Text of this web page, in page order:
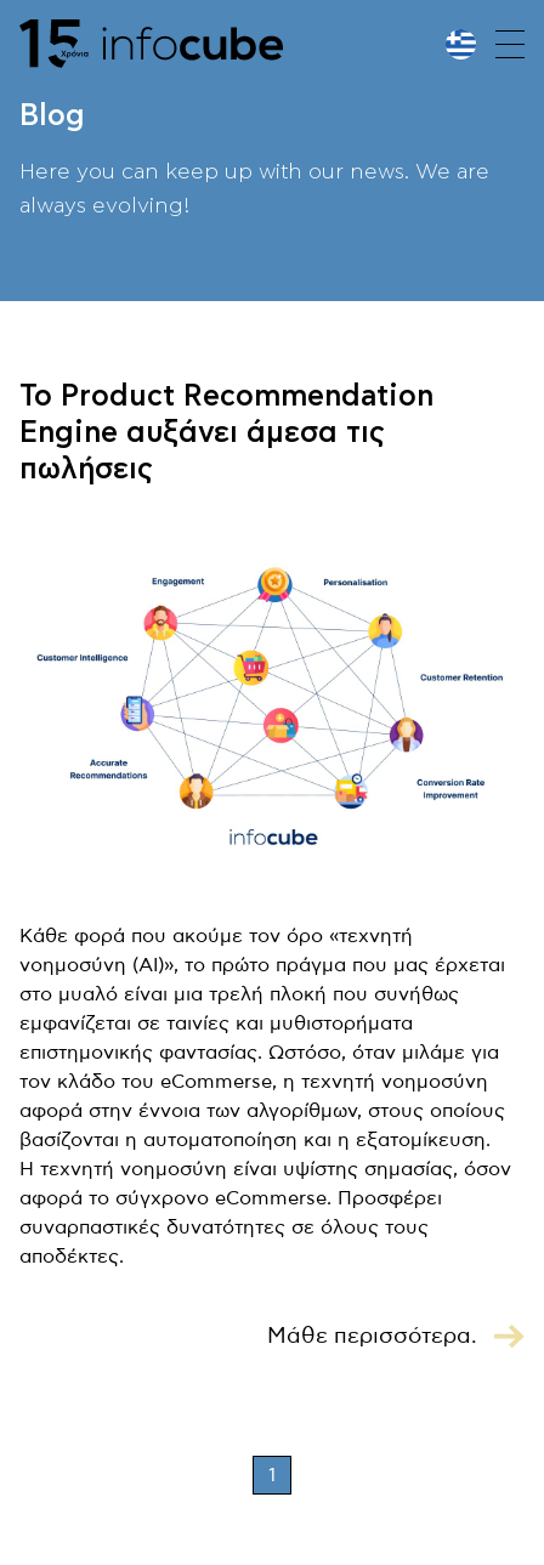
Blog
Here you can keep up with our news. We are
always evolving!
Το Product Recommendation
Engine αυξάνει άμεσα τις
πωλήσεις
Κάθε φορά που ακούμε τον όρο «τεχνητή
νοημοσύνη (ΑΙ)», το πρώτο πράγμα που μας έρχεται
στο μυαλό είναι μια τρελή πλοκή που συνήθως
εμφανίζεται σε ταινίες και μυθιστορήματα
επιστημονικής φαντασίας. Ωστόσο, όταν μιλάμε για
τον κλάδο του eCommerse, η τεχνητή νοημοσύνη
αφορά στην έννοια των αλγορίθμων, στους οποίους
βασίζονται η αυτοματοποίηση και η εξατομίκευση.
Η τεχνητή νοημοσύνη είναι υψίστης σημασίας, όσον
αφορά το σύγχρονο eCommerse. Προσφέρει
συναρπαστικές δυνατότητες σε όλους τους
αποδέκτες.
Μάθε περισσότερα.
1